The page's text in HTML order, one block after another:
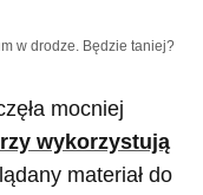
w drodze. Będzie taniej?
mocniej
wykorzystują
materiał do